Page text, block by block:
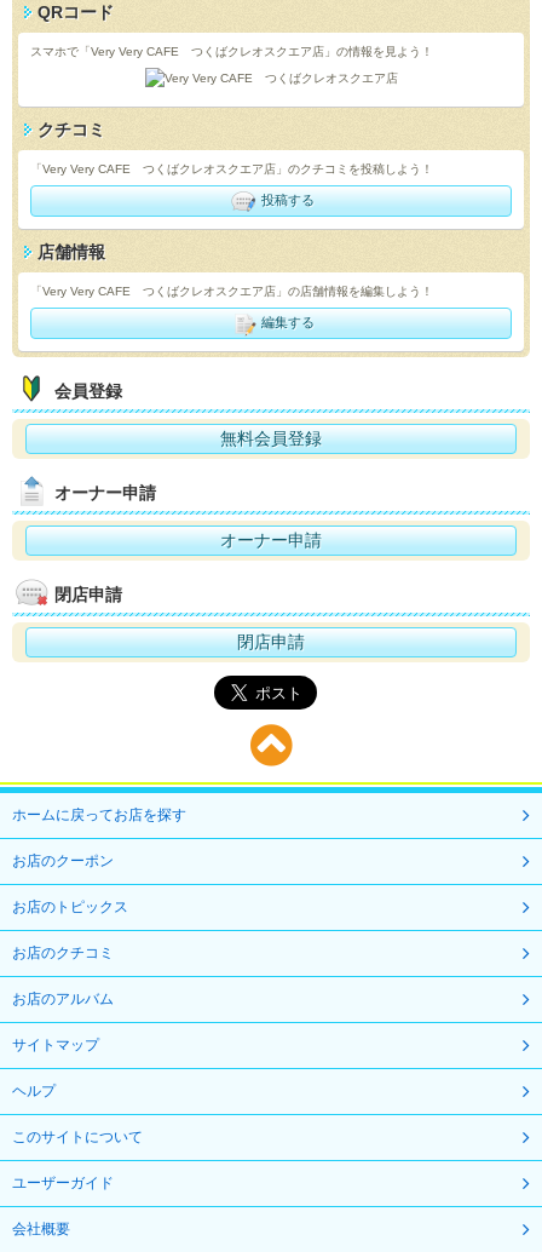
QRコード
スマホで「Very Very CAFE つくばクレオスクエア店」の情報を見よう！
クチコミ
「Very Very CAFE つくばクレオスクエア店」のクチコミを投稿しよう！
投稿する
店舗情報
「Very Very CAFE つくばクレオスクエア店」の店舗情報を編集しよう！
編集する
会員登録
無料会員登録
オーナー申請
オーナー申請
閉店申請
閉店申請
ホームに戻ってお店を探す
お店のクーポン
お店のトピックス
お店のクチコミ
お店のアルバム
サイトマップ
ヘルプ
このサイトについて
ユーザーガイド
会社概要